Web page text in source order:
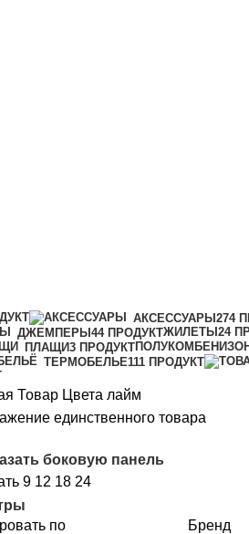
АКСЕССУАРЫ274
ДЖЕМПЕРЫ44 ПРОДУКТЖИЛЕТЫ 24
ПЛАЩИ3 ПРОДУКТ
ТЕРМОБЕЛЬЕ111 ПРОДУКТ
Товар Цвета лайм
единственного товара
боковую панель
9 12 18 24
по
Бренд